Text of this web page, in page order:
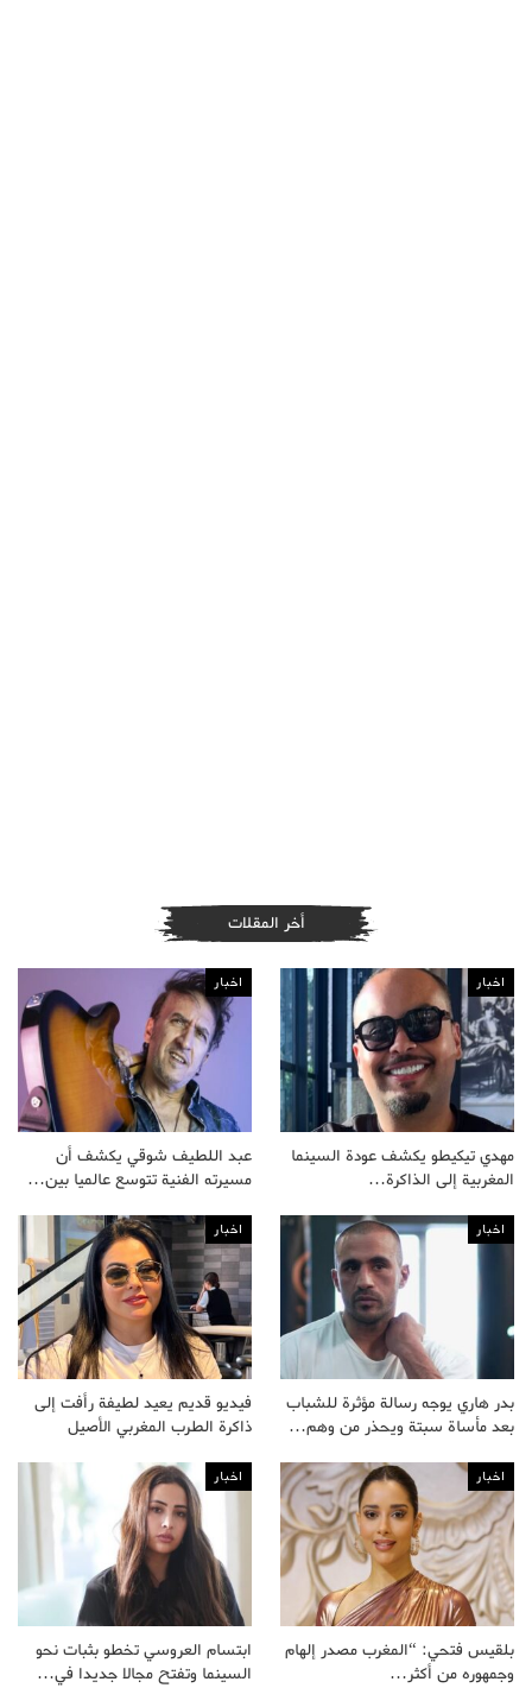
أخر المقلات
اخبار
مهدي تيكيطو يكشف عودة السينما
المغربية إلى الذاكرة…
اخبار
عبد اللطيف شوقي يكشف أن
مسيرته الفنية تتوسع عالميا بين…
اخبار
بدر هاري يوجه رسالة مؤثرة للشباب
بعد مأساة سبتة ويحذر من وهم…
اخبار
فيديو قديم يعيد لطيفة رأفت إلى
ذاكرة الطرب المغربي الأصيل
اخبار
بلقيس فتحي: “المغرب مصدر إلهام
وجمهوره من أكثر…
اخبار
ابتسام العروسي تخطو بثبات نحو
السينما وتفتح مجالا جديدا في…